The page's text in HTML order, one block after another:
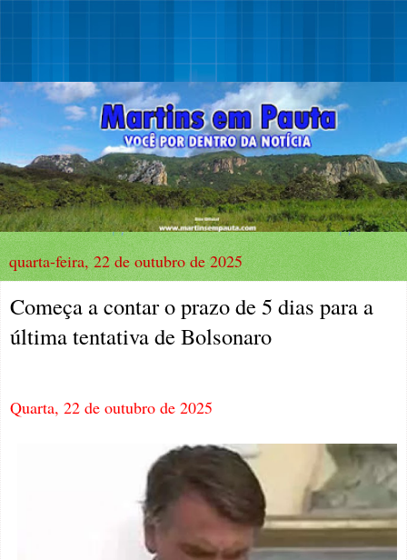
quarta-feira, 22 de outubro de 2025
Começa a contar o prazo de 5 dias para a
última tentativa de Bolsonaro
Quarta, 22 de outubro de 2025